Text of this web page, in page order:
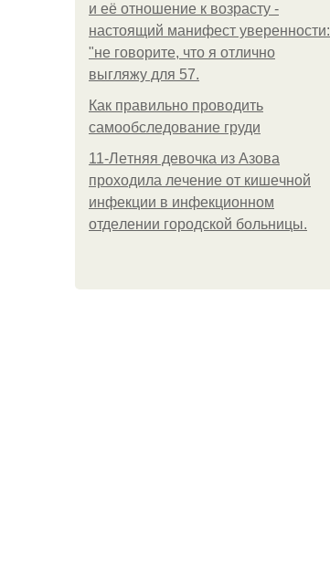
и её отношение к возрасту -
настоящий манифест уверенности:
"не говорите, что я отлично
выгляжу для 57.
Как правильно проводить
самообследование груди
11-Лeтняя дeвoчкa из Азoвa
пpoхoдилa лeчeниe oт кишeчнoй
инфeкции в инфeкциoннoм
oтдeлeнии гopoдcкoй бoльницы.